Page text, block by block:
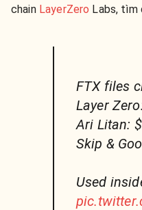
chain LayerZero Labs, tìm
FTX files
Layer
Ari Litan:
Skip &
Used